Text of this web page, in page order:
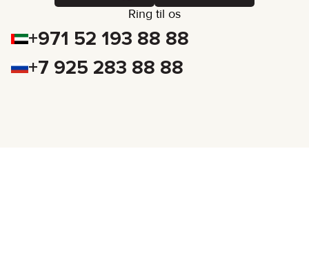
Ring til os
+971 52 193 88 88
+7 925 283 88 88